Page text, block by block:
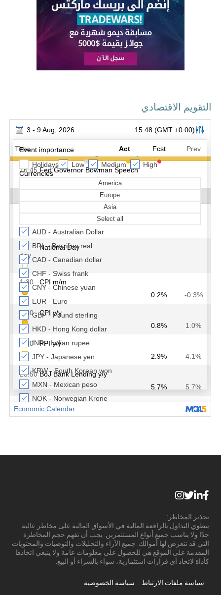
التقويم الاقتصادي
تحذير المخاطر:
ينطوي التداول بالرافعة المالية في الأسواق المالية على مخاطر عالية
جدًا ولا يناسب جميع أنواع المستثمرين. يجب أن تفهم حجم المخاطرة
التي قد تتعرض لها أموالك. جميع الآراء والتحليلات والتوصيات والمحتويات
المقدمة على الموقع هي للحصول على معلومات عامة ولا ينبغي اتخاذها
كأداة لاتخاذ أي قرارات استثمارية، سواء بالشراء أو البيع.
سياسة ملفات الارتباط سياسة الخصوصية